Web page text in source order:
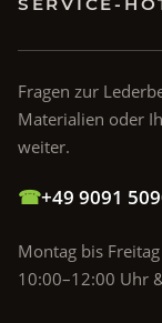
Fragen zur
Materialien oder
weiter.
☎+49 9091
Montag bis Freitag
10:00–12:00 Uhr